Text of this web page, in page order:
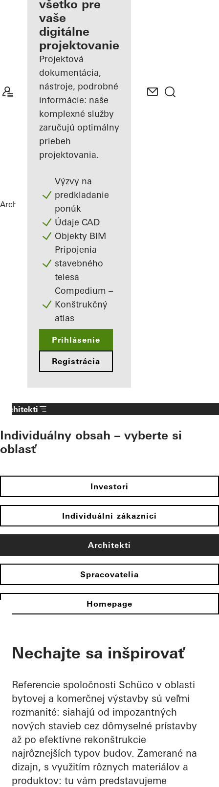
architekta
Spoznajte
"Moje
Pracovisko"
všetko pre
vaše
digitálne
projektovanie
Projektová
dokumentácia,
nástroje, podrobné
informácie: naše
komplexné služby
zaručujú optimálny
priebeh
projektovania.
Výzvy na
predkladanie
ponúk
Údaje CAD
Objekty BIM
Pripojenia
stavebného
telesa
Compedium –
Konštrukčný
atlas
Prihlásenie
Registrácia
Architekti ReferencieHighlights
Architekti
Individuálny obsah – vyberte si
oblasť
Investori
Individuálni zákazníci
Architekti
Spracovatelia
Homepage
Nechajte sa inšpirovať
Referencie spoločnosti Schüco v oblasti
bytovej a komerčnej výstavby sú veľmi
rozmanité: siahajú od impozantných
nových stavieb cez dômyselné prístavby
až po efektívne rekonštrukcie
najrôznejších typov budov. Zamerané na
dizajn, s využitím rôznych materiálov a
produktov: tu vám predstavujeme